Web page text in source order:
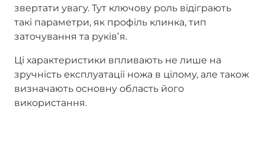
звертати увагу. Тут ключову роль відіграють
такі параметри, як профіль клинка, тип
заточування та руківʼя.
Ці характеристики впливають не лише на
зручність експлуатації ножа в цілому, але також
визначають основну область його
використання.